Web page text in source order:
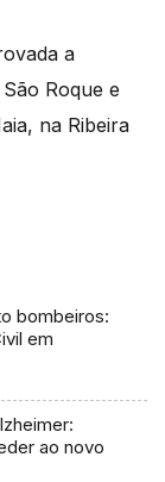
a
Roque e
na Ribeira
bombeiros:
em
ao novo